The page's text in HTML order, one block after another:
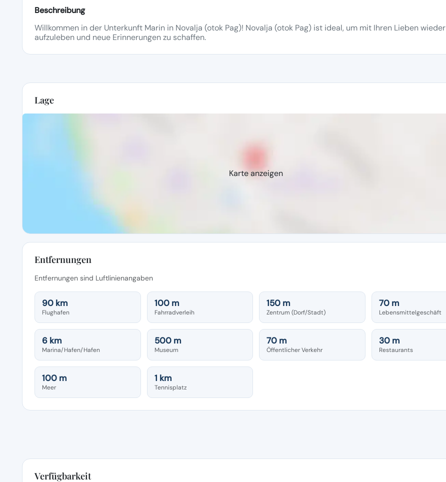
Beschreibung
Willkommen in der Unterkunft Marin in Novalja (otok Pag)! Novalja (otok Pag) ist ideal, um mit Ihren Lieben wieder
aufzuleben und neue Erinnerungen zu schaffen.
Lage
Karte anzeigen
Entfernungen
Entfernungen sind Luftlinienangaben
90 km
Flughafen
100 m
Fahrradverleih
150 m
Zentrum (Dorf/Stadt)
70 m
Lebensmittelgeschäft
6 km
Marina/Hafen/Hafen
500 m
Museum
70 m
Öffentlicher Verkehr
30 m
Restaurants
100 m
Meer
1 km
Tennisplatz
Verfügbarkeit